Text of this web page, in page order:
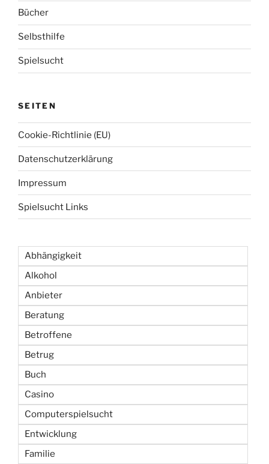
r
i
e
r
u
g
d
e
r
B
e
i
t
e
h
:
Bücher
Selbsthilfe
Spielsucht
SEITEN
Cookie-Richtlinie (EU)
Datenschutzerklärung
Impressum
Spielsucht Links
Abhängigkeit
Alkohol
Anbieter
Beratung
Betroffene
Betrug
Buch
Casino
Computerspielsucht
Entwicklung
Familie